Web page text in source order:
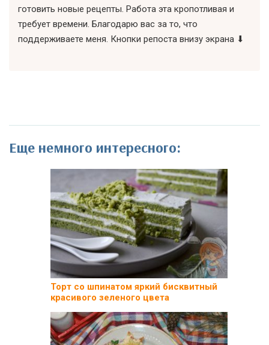
готовить новые рецепты. Работа эта кропотливая и
требует времени. Благодарю вас за то, что
поддерживаете меня. Кнопки репоста внизу экрана ⬇
Еще немного интересного:
Торт со шпинатом яркий бисквитный
красивого зеленого цвета